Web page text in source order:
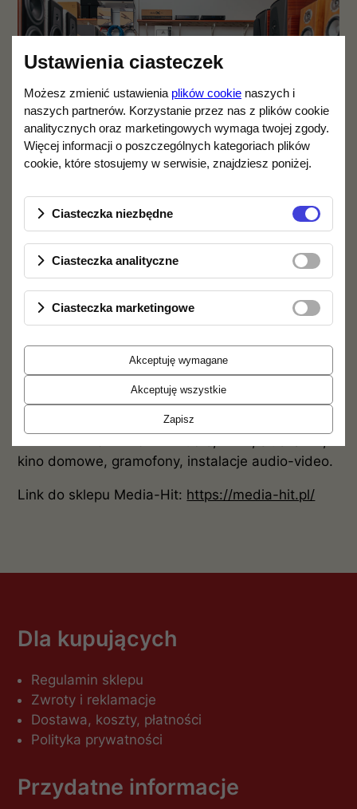
Firma stawia na najwyższy standard obsługi –
zamówienia realizowane są szybko, a oferowany
sprzęt pochodzi wyłącznie od renomowanych
producentów. Doświadczony zespół doradców
chętnie służy pomocą, dzięki czemu zakupy –
zarówno w sklepie stacjonarnym, jak i
W sprawie szczegółów oferty można kontaktować
się pod adresem:gliwice@media-hit.pl
telefonicznie:668 330 401.
kino domowe, gramofony, instalacje audio-video.
Link do sklepu Media-Hit: https://media-hit.pl/
Dla kupujących
Regulamin sklepu
Zwroty i reklamacje
Dostawa, koszty, płatności
Polityka prywatności
Przydatne informacje
Ustawienia ciasteczek
Możesz zmienić ustawienia plików cookie naszych i
naszych partnerów. Korzystanie przez nas z plików cookie
analitycznych oraz marketingowych wymaga twojej zgody.
Więcej informacji o poszczególnych kategoriach plików
cookie, które stosujemy w serwisie, znajdziesz poniżej.
Ciasteczka niezbędne
Ciasteczka analityczne
Ciasteczka marketingowe
Akceptuję wymagane
Akceptuję wszystkie
Zapisz